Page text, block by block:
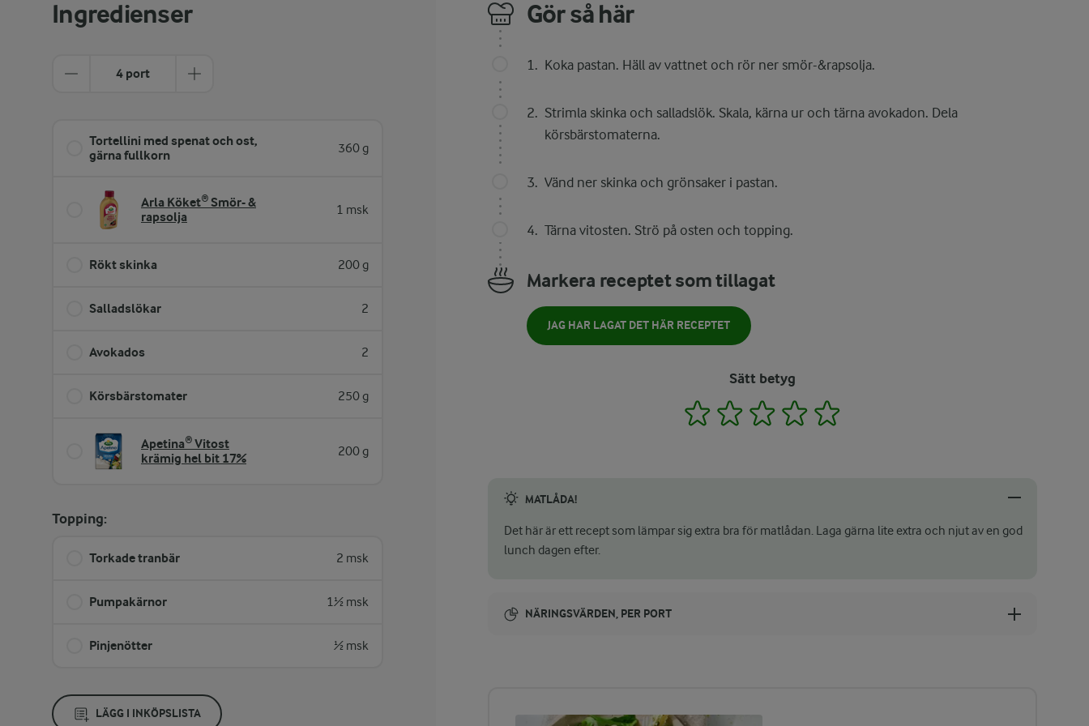
Ingredienser
4 port
Tortellini med spenat och ost,
gärna fullkorn
360 g
Arla Köket® Smör- &
rapsolja
1 msk
Rökt skinka 200 g
Salladslökar 2
Avokados 2
Körsbärstomater 250 g
Apetina® Vitost
krämig hel bit 17%
200 g
Topping:
Torkade tranbär 2 msk
Pumpakärnor 1½ msk
Pinjenötter ½ msk
LÄGG I INKÖPSLISTA
Gör så här
Koka pastan. Häll av vattnet och rör ner smör-&rapsolja.
Strimla skinka och salladslök. Skala, kärna ur och tärna avokadon. Dela
körsbärstomaterna.
Vänd ner skinka och grönsaker i pastan.
Tärna vitosten. Strö på osten och topping.
Markera receptet som tillagat
JAG HAR LAGAT DET HÄR RECEPTET
Sätt betyg
1 2 3 4
MATLÅDA!
Det här är ett recept som lämpar sig extra bra för matlådan. Laga gärna lite extra och njut av en god
lunch dagen efter.
NÄRINGSVÄRDEN, PER PORT